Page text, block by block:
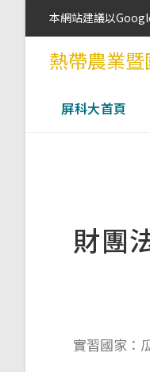
本網站建議以
熱帶農業
屏科大首頁
財團
實習國家：